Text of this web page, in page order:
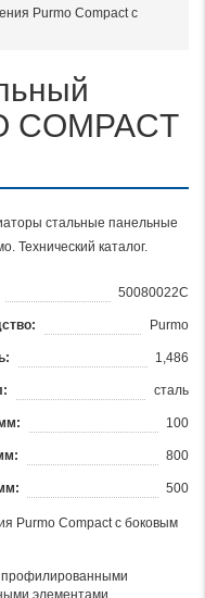
Purmo Compact с
COMPACT
стальные панельные
Технический каталог.
50080022C
Purmo
1,486
сталь
100
800
500
Purmo Compact с боковым
профилированными
элементами,